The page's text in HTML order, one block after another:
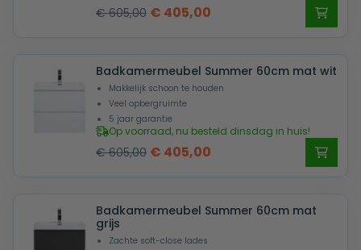
€605,00 Oorspronkelijke
was:
€ 605,00.
€ 405,00
is:
€ 405,00.
Badkamermeubel Summer 60cm mat wit
Makkelijk schoon te houden
Veel opbergruimte
5 jaar garantie
Op voorraad, nu besteld dinsdag in huis!
€605,00 Oorspronkelijke
was:
€ 605,00.
€ 405,00
is:
€ 405,00.
Badkamermeubel Summer 60cm mat
grijs
Zachte soft-close lades